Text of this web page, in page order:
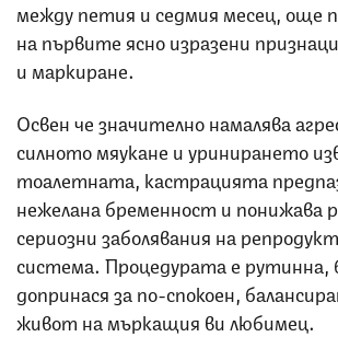
между петия и седмия месец, още
на първите ясно изразени
и маркиране.
Освен че значително намалява
силното мяукане и уринирането
тоалетната, кастрацията
нежелана бременност и понижава
сериозни заболявания на
система. Процедурата е рутинна,
допринася за по-спокоен,
живот на мъркащия ви любимец.